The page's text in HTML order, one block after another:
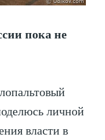
пока не
личной
власти в